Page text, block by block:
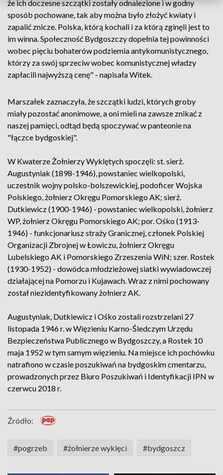
że ich doczesne szczątki zostały odnalezione i w godny
sposób pochowane, tak aby można było złożyć kwiaty i
zapalić znicze. Polska, którą kochali i za którą zginęli jest to
im winna. Społeczność Bydgoszczy dopełnia tej powinności
wobec pięciu bohaterów podziemia antykomunistycznego,
którzy za swój sprzeciw wobec komunistycznej władzy
zapłacili najwyższą cenę" - napisała Witek.
Marszałek zaznaczyła, że szczątki ludzi, których groby
miały pozostać anonimowe, a oni mieli na zawsze znikać z
naszej pamięci, odtąd będą spoczywać w panteonie na
"łączce bydgoskiej".
W Kwaterze Żołnierzy Wyklętych spoczęli: st. sierż.
Augustyniak (1898-1946), powstaniec wielkopolski,
uczestnik wojny polsko-bolszewickiej, podoficer Wojska
Polskiego, żołnierz Okręgu Pomorskiego AK; sierż.
Dutkiewicz (1900-1946) - powstaniec wielkopolski, żołnierz
WP, żołnierz Okręgu Pomorskiego AK; por. Ośko (1913-
1946) - funkcjonariusz straży Granicznej, członek Polskiej
Organizacji Zbrojnej w Łowiczu, żołnierz Okręgu
Lubelskiego AK i Pomorskiego Zrzeszenia WiN; szer. Rostek
(1930-1952) - dowódca młodzieżowej siatki wywiadowczej
działającej na Pomorzu i Kujawach. Wraz z nimi pochowany
został niezidentyfikowany żołnierz AK.
Augustyniak, Dutkiewicz i Ośko zostali rozstrzelani 27
listopada 1946 r. w Więzieniu Karno-Śledczym Urzędu
Bezpieczeństwa Publicznego w Bydgoszczy, a Rostek 10
maja 1952 w tym samym więzieniu. Na miejsce ich pochówku
natrafiono w czasie poszukiwań na bydgoskim cmentarzu,
prowadzonych przez Biuro Poszukiwań i Identyfikacji IPN w
czerwcu 2018 r.
Źródło:
#pogrzeb #żołnierze wyklęci #bydgoszcz